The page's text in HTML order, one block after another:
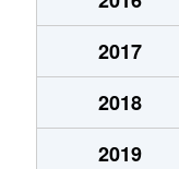
2017
2018
2019